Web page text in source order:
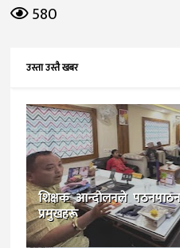
580
उस्ता उस्तै खबर
शिक्षक आन्दोलनले
प्रमुखहरू